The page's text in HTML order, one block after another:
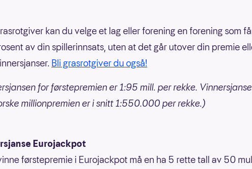
kan du velge et lag eller forening en forening som
av din spillerinnsats, uten at det går utover din premie
Bli grasrotgiver du også!
for førstepremien er 1:95 mill. per rekke.
millionpremien er i snitt 1:550.000 per rekke.)
Eurojackpot
førstepremie i Eurojackpot må en ha 5 rette tall av 50